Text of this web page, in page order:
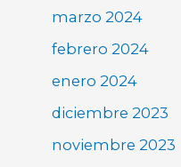
marzo 2024
febrero 2024
enero 2024
diciembre 2023
noviembre 2023